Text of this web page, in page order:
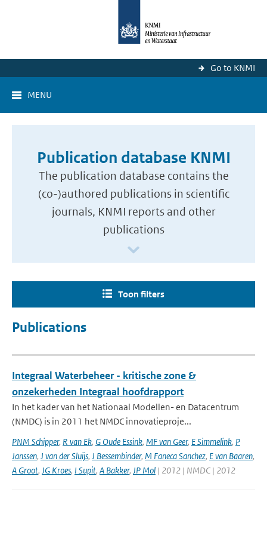
Go to KNMI
MENU
Publication database KNMI
The publication database contains the
(co-)authored publications in scientific
journals, KNMI reports and other
publications
Toon filters
Publications
Integraal Waterbeheer - kritische zone &
onzekerheden Integraal hoofdrapport
In het kader van het Nationaal Modellen- en Datacentrum
(NMDC) is in 2011 het NMDC innovatieproje...
PNM Schipper, R van Ek, G Oude Essink, MF van Geer, E Simmelink, P
Janssen, J van der Sluijs, J Bessembinder, M Faneca Sanchez, E van Baaren,
A Groot, JG Kroes, I Supit, A Bakker, JP Mol | 2012 | NMDC | 2012